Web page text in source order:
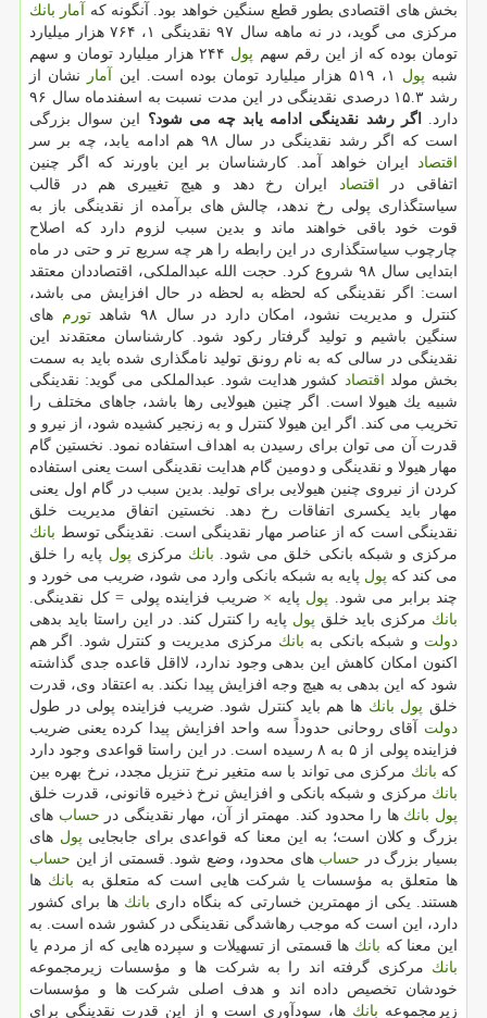
بخش های اقتصادی بطور قطع سنگین خواهد بود. آنگونه كه آمار بانك
مركزی می گوید، در نه ماهه سال ۹۷ نقدینگی ۱، ۷۶۴ هزار میلیارد
تومان بوده كه از این رقم سهم پول
۲۴۴ هزار میلیارد تومان و سهم
شبه پول آمار
نشان از
رشد ۱۵.۳ درصدی نقدینگی در این مدت نسبت به اسفندماه سال ۹۶
دارد.
اگر رشد نقدینگی ادامه یابد چه می شود؟ این سوال بزرگی
است كه اگر رشد نقدینگی در سال ۹۸ هم ادامه یابد، چه بر سر
اقتصاد
ایران خواهد آمد. كارشناسان بر این باورند كه اگر چنین
اتفاقی در اقتصاد
ایران رخ دهد و هیچ تغییری هم در قالب
سیاستگذاری پولی رخ ندهد، چالش های برآمده از نقدینگی باز به
قوت خود باقی خواهند ماند و بدین سبب لزوم دارد كه اصلاح
چارچوب سیاستگذاری در این رابطه را هر چه سریع تر و حتی در ماه
ابتدایی سال ۹۸ شروع كرد. حجت الله عبدالملكی، اقتصاددان معتقد
است: اگر نقدینگی كه لحظه به لحظه در حال افزایش می باشد،
كنترل و مدیریت نشود، امكان دارد در سال ۹۸ شاهد
تورم های
سنگین باشیم و تولید گرفتار ركود شود. كارشناسان معتقدند این
نقدینگی در سالی كه به نام رونق تولید نامگذاری شده باید به سمت
بخش مولد اقتصاد كشور هدایت شود. عبدالملكی می گوید: نقدینگی
شبیه یك هیولا است. اگر چنین هیولایی رها باشد، جاهای مختلف را
تخریب می كند. اگر این هیولا كنترل و به زنجیر كشیده شود، از نیرو و
قدرت آن می توان برای رسیدن به اهداف استفاده نمود. نخستین گام
مهار هیولا و نقدینگی و دومین گام هدایت نقدینگی است یعنی استفاده
كردن از نیروی چنین هیولایی برای تولید. بدین سبب در گام اول یعنی
مهار باید یكسری اتفاقات رخ دهد. نخستین اتفاق مدیریت خلق
نقدینگی است كه از عناصر مهار نقدینگی است. نقدینگی توسط بانك
مركزی و شبكه بانكی خلق می شود. بانك مركزی پول پایه را خلق
می كند كه پول پایه به شبكه بانكی وارد می شود، ضریب می خورد و
چند برابر می شود. پول پایه × ضریب فزاینده پولی = كل نقدینگی.
بانك مركزی باید خلق پول پایه را كنترل كند. در این راستا باید بدهی
دولت و شبكه بانكی به بانك مركزی مدیریت و كنترل شود. اگر هم
اكنون امكان كاهش این بدهی وجود ندارد، لااقل قاعده جدی گذاشته
شود كه این بدهی به هیچ وجه افزایش پیدا نكند. به اعتقاد وی، قدرت
خلق پول بانك ها هم باید كنترل شود. ضریب فزاینده پولی در طول
دولت آقای روحانی حدوداً سه واحد افزایش پیدا كرده یعنی ضریب
فزاینده پولی از ۵ به ۸ رسیده است. در این راستا قواعدی وجود دارد
كه بانك مركزی می تواند با سه متغیر نرخ تنزیل مجدد، نرخ بهره بین
بانك مركزی و شبكه بانكی و افزایش نرخ ذخیره قانونی، قدرت خلق
پول بانك ها را محدود كند. مهمتر از آن، مهار نقدینگی در حساب های
بزرگ و كلان است؛ به این معنا كه قواعدی برای جابجایی پول های
بسیار بزرگ در حساب های محدود، وضع شود. قسمتی از این حساب
ها متعلق به مؤسسات یا شركت هایی است كه متعلق به بانك ها
هستند. یكی از مهمترین خسارتی كه بنگاه داری بانك ها برای كشور
دارد، این است كه موجب رهاشدگی نقدینگی در كشور شده است. به
این معنا كه بانك ها قسمتی از تسهیلات و سپرده هایی كه از مردم یا
بانك مركزی گرفته اند را به شركت ها و مؤسسات زیرمجموعه
خودشان تخصیص داده اند و هدف اصلی شركت ها و مؤسسات
زیرمجموعه بانك ها، سودآوری است و از این قدرت نقدینگی برای